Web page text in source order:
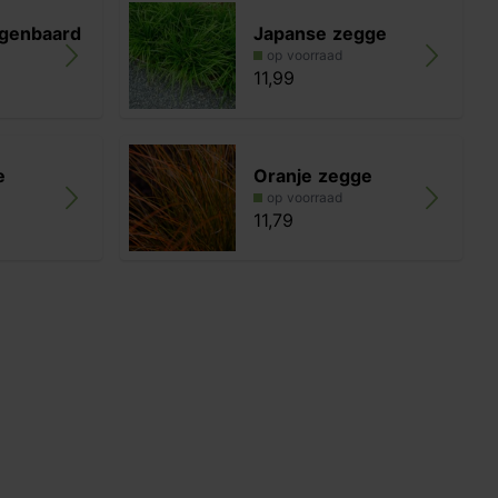
Japanse zegge
op voorraad
11,99
Oranje zegge
op voorraad
11,79